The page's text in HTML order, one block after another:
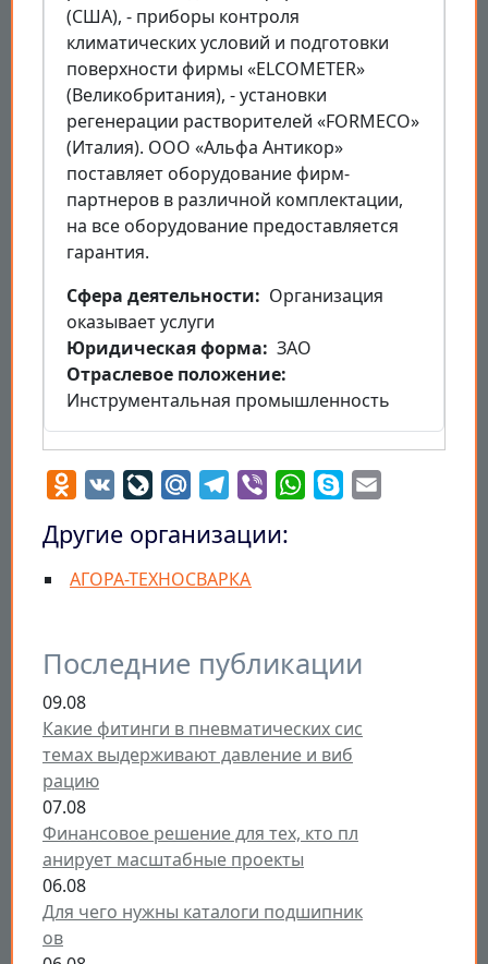
Последние публикации
09.08
Какие фитинги в пневматических сис
темах выдерживают давление и виб
рацию
07.08
Финансовое решение для тех, кто пл
анирует масштабные проекты
06.08
Для чего нужны каталоги подшипник
ов
(США), - приборы контроля
климатических условий и подготовки
поверхности фирмы «ELCOMETER»
(Великобритания), - установки
регенерации растворителей «FORMECO»
(Италия). ООО «Альфа Антикор»
поставляет оборудование фирм-
партнеров в различной комплектации,
на все оборудование предоставляется
гарантия.
Cфера деятельности
Организация
оказывает услуги
Юридическая форма
ЗАО
Отраслевое положение
Инструментальная промышленность
Odnoklassniki
VK LiveJournal
Mail.RuTelegram
Viber WhatsApp
Skype
Другие организации:
АГОРА-ТЕХНОСВАРКА